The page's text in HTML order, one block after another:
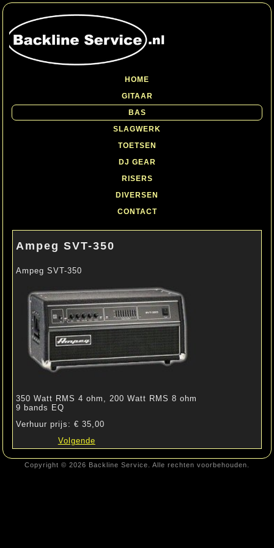
HOME
GITAAR
BAS
SLAGWERK
TOETSEN
DJ GEAR
RISERS
DIVERSEN
CONTACT
Ampeg SVT-350
Ampeg SVT-350
350 Watt RMS 4 ohm, 200 Watt RMS 8 ohm
9 bands EQ
Verhuur prijs: € 35,00
Volgende
Copyright © 2026 Backline Service. Alle rechten voorbehouden.